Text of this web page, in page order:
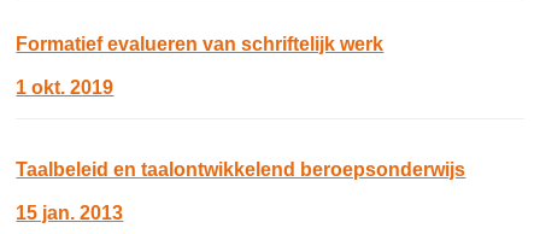
Formatief evalueren van schriftelijk werk
1 okt. 2019
Taalbeleid en taalontwikkelend beroepsonderwijs
15 jan. 2013